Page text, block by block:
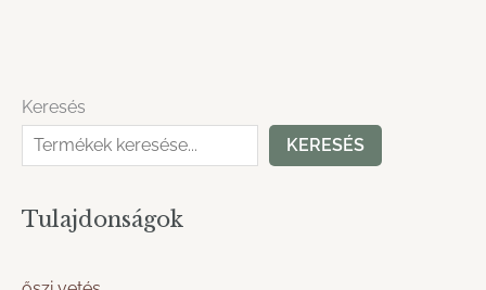
Keresés
KERESÉS
Tulajdonságok